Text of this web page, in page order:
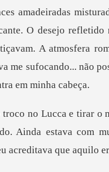
amadeiradas
O desejo refletido
Ainda estava com